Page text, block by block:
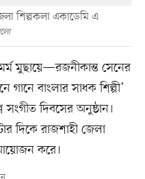
শিল্পকলা একাডেমি এ
মুছায়ে—রজনীকান্ত সেনের
গানে বাংলার সাধক শিল্পী’
সংগীত দিবসের অনুষ্ঠান।
দিকে রাজশাহী জেলা
করে।